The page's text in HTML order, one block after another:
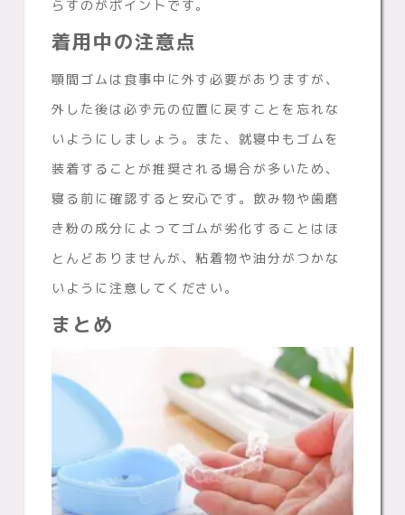
らすのがポイントです。
着用中の注意点
顎間ゴムは食事中に外す必要がありますが、
外した後は必ず元の位置に戻すことを忘れな
いようにしましょう。また、就寝中もゴムを
装着することが推奨される場合が多いため、
寝る前に確認すると安心です。飲み物や歯磨
き粉の成分によってゴムが劣化することはほ
とんどありませんが、粘着物や油分がつかな
いように注意してください。
まとめ